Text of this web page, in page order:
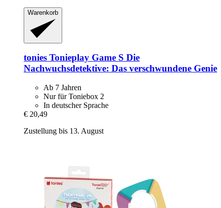
Warenkorb
tonies Tonieplay Game S Die
Nachwuchsdetektive: Das verschwundene Genie
Ab 7 Jahren
Nur für Toniebox 2
In deutscher Sprache
€ 20,49
Zustellung bis 13. August